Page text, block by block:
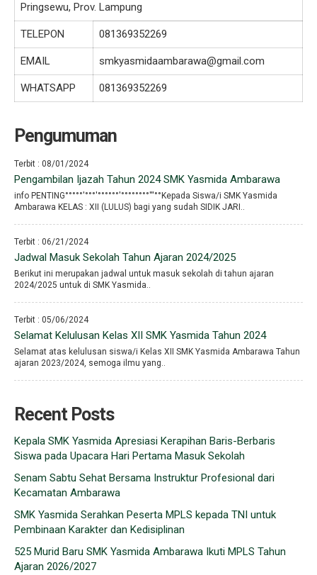
Pringsewu, Prov. Lampung
TELEPON 081369352269
EMAIL smkyasmidaambarawa@gmail.com
WHATSAPP 081369352269
Pengumuman
Terbit : 08/01/2024
Pengambilan Ijazah Tahun 2024 SMK Yasmida Ambarawa
info PENTING°°°°°′°°°′°°°°°°′°°°°°°°°′′′°°Kepada Siswa/i SMK Yasmida
Ambarawa KELAS : XII (LULUS) bagi yang sudah SIDIK JARI..
Terbit : 06/21/2024
Jadwal Masuk Sekolah Tahun Ajaran 2024/2025
Berikut ini merupakan jadwal untuk masuk sekolah di tahun ajaran
2024/2025 untuk di SMK Yasmida..
Terbit : 05/06/2024
Selamat Kelulusan Kelas XII SMK Yasmida Tahun 2024
Selamat atas kelulusan siswa/i Kelas XII SMK Yasmida Ambarawa Tahun
ajaran 2023/2024, semoga ilmu yang..
Recent Posts
Kepala SMK Yasmida Apresiasi Kerapihan Baris-Berbaris
Siswa pada Upacara Hari Pertama Masuk Sekolah
Senam Sabtu Sehat Bersama Instruktur Profesional dari
Kecamatan Ambarawa
SMK Yasmida Serahkan Peserta MPLS kepada TNI untuk
Pembinaan Karakter dan Kedisiplinan
525 Murid Baru SMK Yasmida Ambarawa Ikuti MPLS Tahun
Ajaran 2026/2027